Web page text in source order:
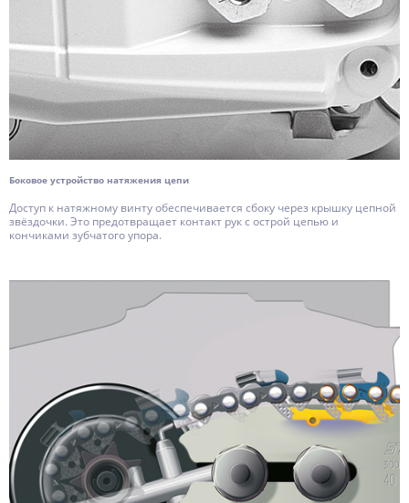
Боковое устройство натяжения цепи
Доступ к натяжному винту обеспечивается сбоку через крышку цепной
звёздочки. Это предотвращает контакт рук с острой цепью и
кончиками зубчатого упора.